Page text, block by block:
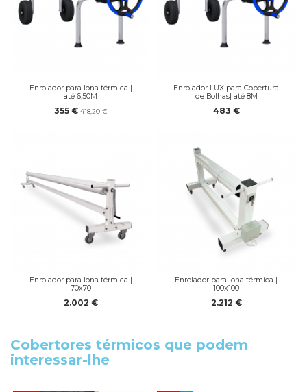
Enrolador para lona térmica |
até 6,50M
355 € 418,20 €
Enrolador LUX para Cobertura
de Bolhas| até 8M
483 €
Enrolador para lona térmica |
70x70
2.002 €
Enrolador para lona térmica |
100x100
2.212 €
Cobertores térmicos que podem
interessar-lhe